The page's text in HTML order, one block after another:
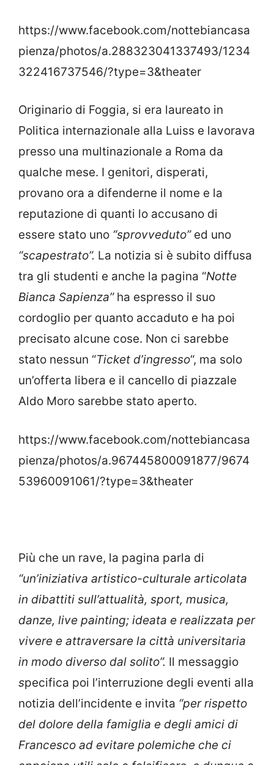
https://www.facebook.com/nottebiancasa
pienza/photos/a.288323041337493/1234
322416737546/?type=3&theater
Originario di Foggia, si era laureato in
Politica internazionale alla Luiss e lavorava
presso una multinazionale a Roma da
qualche mese. I genitori, disperati,
provano ora a difenderne il nome e la
reputazione di quanti lo accusano di
essere stato uno “sprovveduto”ed uno
“scapestrato”. La notizia si è subito diffusa
tra gli studenti e anche la pagina “Notte
Bianca Sapienza”ha espresso il suo
cordoglio per quanto accaduto e ha poi
precisato alcune cose. Non ci sarebbe
stato nessun “Ticket d’ingresso“, ma solo
un’offerta libera e il cancello di piazzale
Aldo Moro sarebbe stato aperto.
https://www.facebook.com/nottebiancasa
pienza/photos/a.967445800091877/9674
53960091061/?type=3&theater
Più che un rave, la pagina parla di
“un’iniziativa artistico-culturale articolata
in dibattiti sull’attualità, sport, musica,
danze, live painting; ideata e realizzata per
vivere e attraversare la città universitaria
in modo diverso dal solito”. Il messaggio
specifica poi l’interruzione degli eventi alla
notizia dell’incidente e invita “per rispetto
del dolore della famiglia e degli amici di
Francesco ad evitare polemiche che ci